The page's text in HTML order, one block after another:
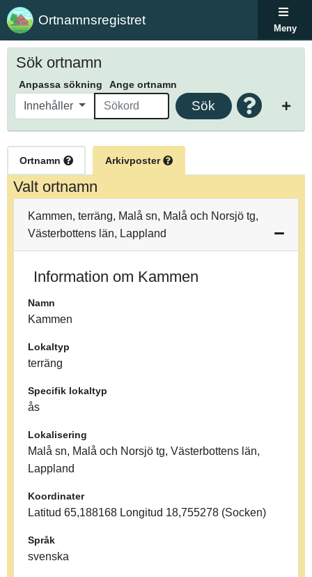
Ortnamnsregistret
Meny
Sök ortnamn
Anpassa sökning Ange ortnamn
Innehåller Sök
Ortnamn Arkivposter
Valt ortnamn
Kammen, terräng, Malå sn, Malå och Norsjö tg,
Västerbottens län, Lappland
Information om Kammen
Namn
Kammen
Lokaltyp
terräng
Specifik lokaltyp
ås
Lokalisering
Malå sn, Malå och Norsjö tg, Västerbottens län,
Lappland
Koordinater
Latitud 65,188168 Longitud 18,755278 (Socken)
Språk
svenska